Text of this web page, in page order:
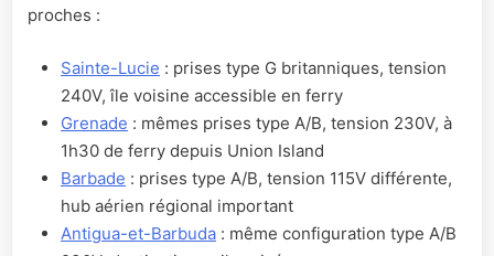
proches :
Sainte-Lucie : prises type G britanniques, tension
240V, île voisine accessible en ferry
Grenade : mêmes prises type A/B, tension 230V, à
1h30 de ferry depuis Union Island
Barbade : prises type A/B, tension 115V différente,
hub aérien régional important
Antigua-et-Barbuda : même configuration type A/B